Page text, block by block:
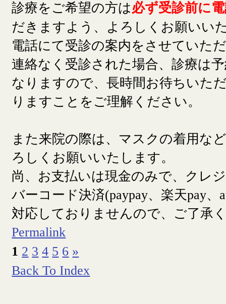
診療をご希望の方は必ず受診前に
だきますよう、よろしくお願いい
電話にて受診の案内をさせていた
連絡なく受診された場合、診療は
なりますので、長時間お待ちいた
りますことをご理解ください。
また来院の際は、マスクの着用な
ろしくお願いいたします。
尚、お支払いは現金のみで、クレ
バーコード決済(paypay、楽天pay、
対応しておりませんので、ご了承
Permalink
1 2 3 4 5 6 »
Back To Index